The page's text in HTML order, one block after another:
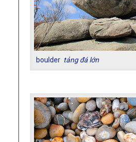
boulder tảng đá lớn